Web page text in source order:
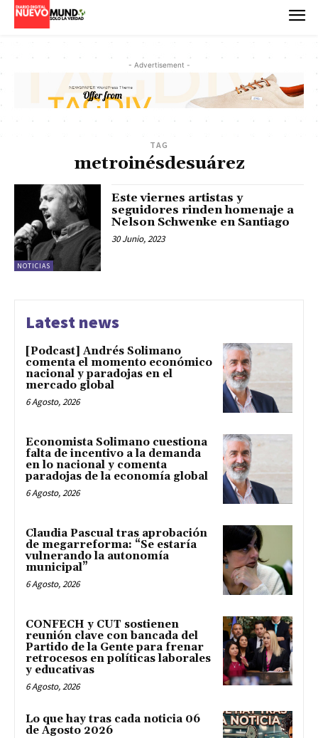
- Advertisement -
TAG
metroinésdesuárez
NOTICIAS
Este viernes artistas y
seguidores rinden homenaje a
Nelson Schwenke en Santiago
30 Junio, 2023
Latest news
[Podcast] Andrés Solimano
comenta el momento económico
nacional y paradojas en el
mercado global
6 Agosto, 2026
Economista Solimano cuestiona
falta de incentivo a la demanda
en lo nacional y comenta
paradojas de la economía global
6 Agosto, 2026
Claudia Pascual tras aprobación
de megarreforma: “Se estaría
vulnerando la autonomía
municipal”
6 Agosto, 2026
CONFECH y CUT sostienen
reunión clave con bancada del
Partido de la Gente para frenar
retrocesos en políticas laborales
y educativas
6 Agosto, 2026
Lo que hay tras cada noticia 06
de Agosto 2026